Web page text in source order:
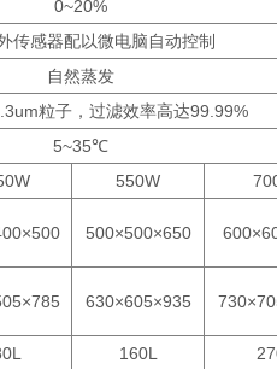
0~20%
传感器配以微电脑自动控制
自然蒸发
粒子，过滤效率高达99.99%
5~35℃
550W
500×500×650
630×605×935
160L